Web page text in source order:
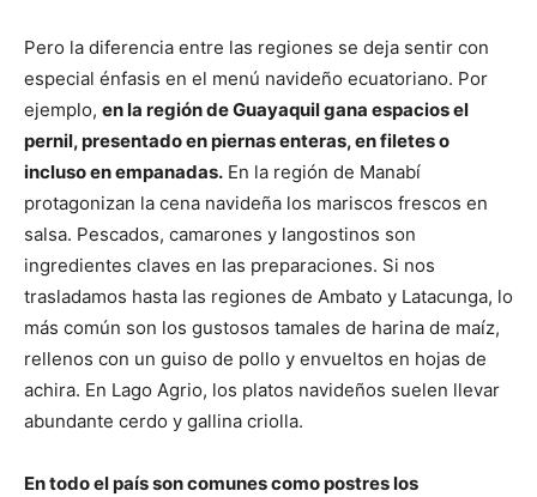
Pero la diferencia entre las regiones se deja sentir con
especial énfasis en el menú navideño ecuatoriano. Por
ejemplo, en la región de Guayaquil gana espacios el
pernil, presentado en piernas enteras, en filetes o
incluso en empanadas. En la región de Manabí
protagonizan la cena navideña los mariscos frescos en
salsa. Pescados, camarones y langostinos son
ingredientes claves en las preparaciones. Si nos
trasladamos hasta las regiones de Ambato y Latacunga, lo
más común son los gustosos tamales de harina de maíz,
rellenos con un guiso de pollo y envueltos en hojas de
achira. En Lago Agrio, los platos navideños suelen llevar
abundante cerdo y gallina criolla.
En todo el país son comunes como postres los